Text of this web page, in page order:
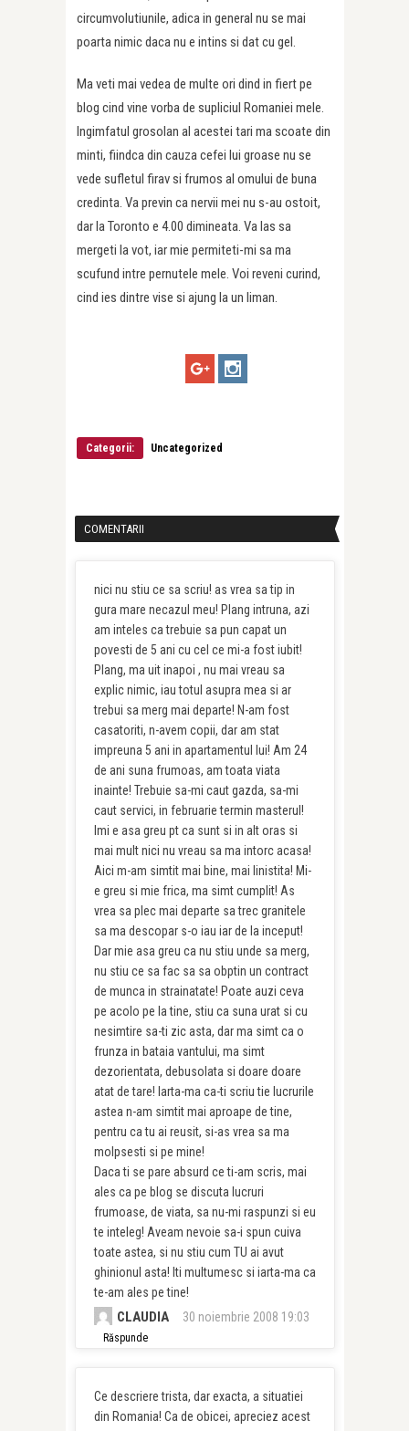
circumvolutiunile, adica in general nu se mai
poarta nimic daca nu e intins si dat cu gel.
Ma veti mai vedea de multe ori dind in fiert pe
blog cind vine vorba de supliciul Romaniei mele.
Ingimfatul grosolan al acestei tari ma scoate din
minti, fiindca din cauza cefei lui groase nu se
vede sufletul firav si frumos al omului de buna
credinta. Va previn ca nervii mei nu s-au ostoit,
dar la Toronto e 4.00 dimineata. Va las sa
mergeti la vot, iar mie permiteti-mi sa ma
scufund intre pernutele mele. Voi reveni curind,
cind ies dintre vise si ajung la un liman.
Categorii: Uncategorized
COMENTARII
nici nu stiu ce sa scriu! as vrea sa tip in
gura mare necazul meu! Plang intruna, azi
am inteles ca trebuie sa pun capat un
povesti de 5 ani cu cel ce mi-a fost iubit!
Plang, ma uit inapoi , nu mai vreau sa
explic nimic, iau totul asupra mea si ar
trebui sa merg mai departe! N-am fost
casatoriti, n-avem copii, dar am stat
impreuna 5 ani in apartamentul lui! Am 24
de ani suna frumoas, am toata viata
inainte! Trebuie sa-mi caut gazda, sa-mi
caut servici, in februarie termin masterul!
Imi e asa greu pt ca sunt si in alt oras si
mai mult nici nu vreau sa ma intorc acasa!
Aici m-am simtit mai bine, mai linistita! Mi-
e greu si mie frica, ma simt cumplit! As
vrea sa plec mai departe sa trec granitele
sa ma descopar s-o iau iar de la inceput!
Dar mie asa greu ca nu stiu unde sa merg,
nu stiu ce sa fac sa sa obptin un contract
de munca in strainatate! Poate auzi ceva
pe acolo pe la tine, stiu ca suna urat si cu
nesimtire sa-ti zic asta, dar ma simt ca o
frunza in bataia vantului, ma simt
dezorientata, debusolata si doare doare
atat de tare! Iarta-ma ca-ti scriu tie lucrurile
astea n-am simtit mai aproape de tine,
pentru ca tu ai reusit, si-as vrea sa ma
molpsesti si pe mine!
Daca ti se pare absurd ce ti-am scris, mai
ales ca pe blog se discuta lucruri
frumoase, de viata, sa nu-mi raspunzi si eu
te inteleg! Aveam nevoie sa-i spun cuiva
toate astea, si nu stiu cum TU ai avut
ghinionul asta! Iti multumesc si iarta-ma ca
te-am ales pe tine!
CLAUDIA 30 noiembrie 2008 19:03
Răspunde
Ce descriere trista, dar exacta, a situatiei
din Romania! Ca de obicei, apreciez acest